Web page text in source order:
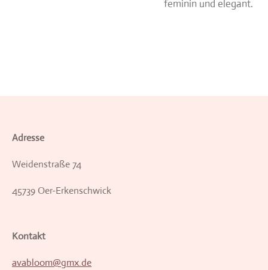
feminin und elegant.
Adresse
Weidenstraße 74
45739 Oer-Erkenschwick
Kontakt
avabloom@gmx.de